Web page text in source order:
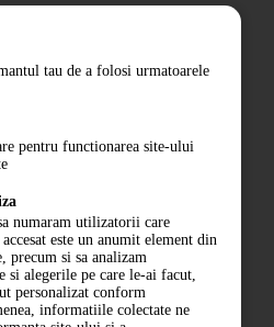
produselor
si conditii
confidentialitate
ANPC
tau de a folosi urmatoarele
pentru functionarea site-ului
numaram utilizatorii care
este un anumit element din
precum si sa analizam
si alegerile pe care le-ai facut,
personalizat conform
informatiile colectate ne